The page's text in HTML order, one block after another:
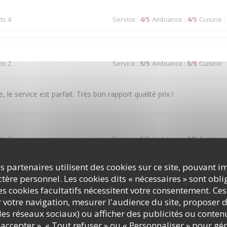
partenaires utilisent des cookies sur ce site, pouvant
personnel. Les cookies dits « nécessaires » sont
cookies facultatifs nécessitent votre consentement.
votre navigation, mesurer l'audience du site, proposer
réseaux sociaux) ou afficher des publicités ou
4 Service : 4/5 Ambiance : 4/5 Cuisine :
2 Service:5/5 Ambiance:5/5 Cuisine:
le service est parfait. Très bon rapport qualité prix !
7 Service:5/5 Ambiance:5/5 Cuisine:
à couper le souffle. Les mets sont excellents. Le service est à la
2 Service:1 /5 Ambiance:4/5 Cuisine: